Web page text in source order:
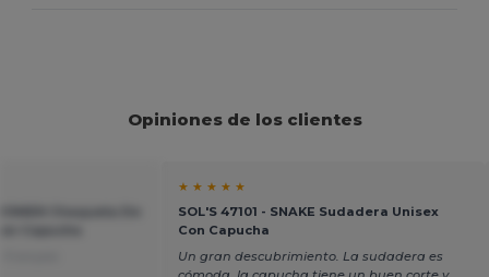
Opiniones de los clientes
★ ★ ★ ★ ★
SOL'S 47101 - SNAKE Sudadera Unisex
Con Capucha
Un gran descubrimiento. La sudadera es